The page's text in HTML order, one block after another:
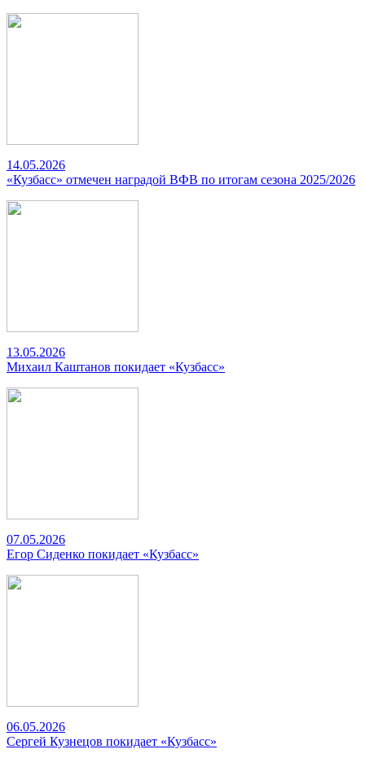
14.05.2026
«Кузбасс» отмечен наградой ВФВ по итогам сезона 2025/2026
13.05.2026
Михаил Каштанов покидает «Кузбасс»
07.05.2026
Егор Сиденко покидает «Кузбасс»
06.05.2026
Сергей Кузнецов покидает «Кузбасс»